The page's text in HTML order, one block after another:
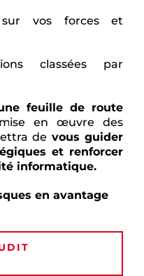
vos forces et
classées par
feuille de route
en œuvre des
de vous guider
et renforcer
informatique.
en avantage